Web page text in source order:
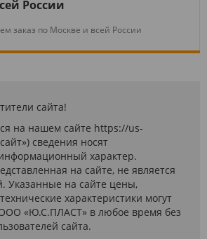
России
заказ по Москве и всей России
сайта!
на нашем сайте https://us-
сведения носят
характер.
на сайте, не является
Указанные на сайте цены,
характеристики могут
«Ю.С.ПЛАСТ» в любое время без
сайта.